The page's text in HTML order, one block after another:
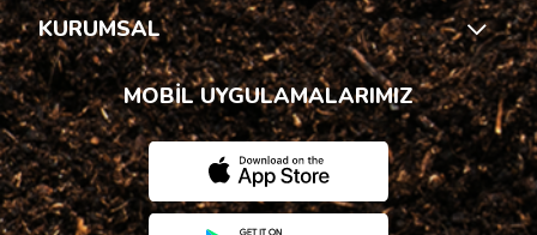
KURUMSAL
MOBİL UYGULAMALARIMIZ